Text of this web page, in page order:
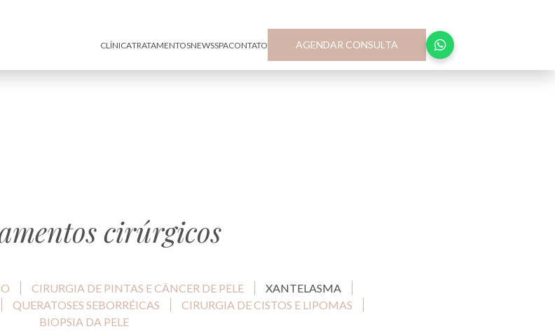
CLÍNICATRATAMENTOSNEWSSPACONTATO AGENDAR CONSULTA
cirúrgicos
CIRURGIA DE PINTAS E CÂNCER DE PELE
XANTELASMA
QUERATOSES SEBORRÉICAS
CIRURGIA DE CISTOS E LIPOMAS
BIOPSIA DA PELE